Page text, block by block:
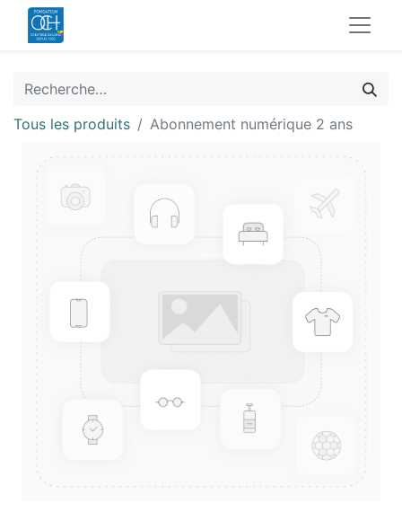
Tous les produits Abonnement numérique 2 ans